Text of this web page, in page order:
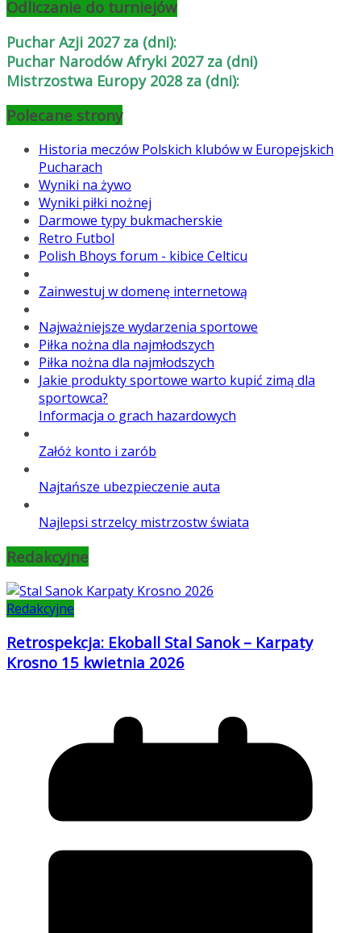
Odliczanie do turniejów
Puchar Azji 2027 za (dni):
Puchar Narodów Afryki 2027 za (dni)
Mistrzostwa Europy 2028 za (dni):
Polecane strony
Historia meczów Polskich klubów w Europejskich
Pucharach
Wyniki na żywo
Wyniki piłki nożnej
Darmowe typy bukmacherskie
Retro Futbol
Polish Bhoys forum - kibice Celticu
Zainwestuj w domenę internetową
Najważniejsze wydarzenia sportowe
Piłka nożna dla najmłodszych
Piłka nożna dla najmłodszych
Jakie produkty sportowe warto kupić zimą dla
sportowca?
Informacja o grach hazardowych
Załóż konto i zarób
Najtańsze ubezpieczenie auta
Najlepsi strzelcy mistrzostw świata
Redakcyjne
Redakcyjne
Retrospekcja: Ekoball Stal Sanok – Karpaty
Krosno 15 kwietnia 2026